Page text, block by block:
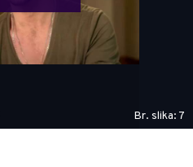
Br. slika: 7